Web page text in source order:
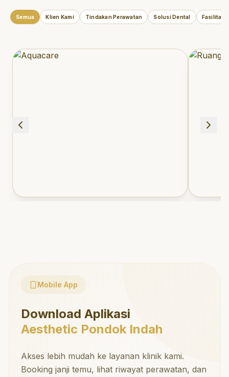
Semua Klien Kami Tindakan Perawatan Solusi Dental Fasilitas
Mobile App
Download Aplikasi
Aesthetic Pondok Indah
Akses lebih mudah ke layanan klinik kami.
Booking janji temu, lihat riwayat perawatan, dan